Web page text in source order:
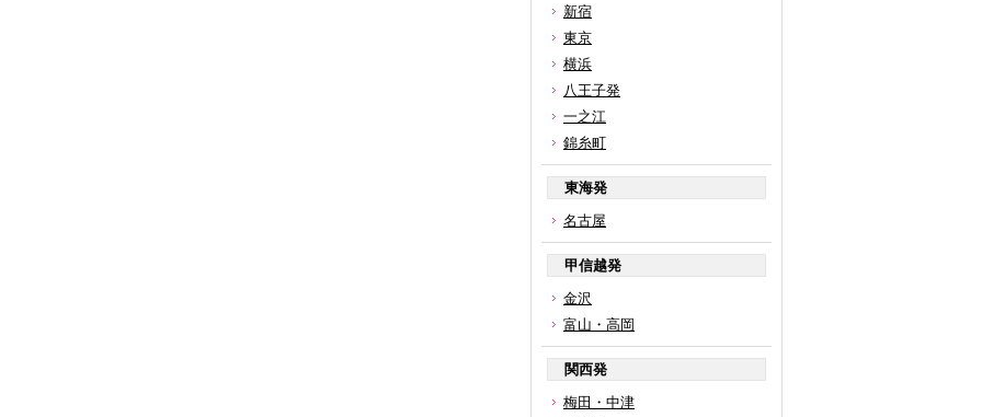
新宿
東京
横浜
八王子発
一之江
錦糸町
東海発
名古屋
甲信越発
金沢
富山・高岡
関西発
梅田・中津